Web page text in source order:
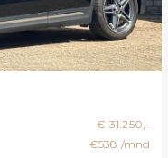
€ 31.250,-
€538 /mnd